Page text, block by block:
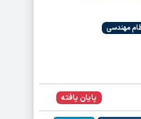
مهندسی
پایان یافته